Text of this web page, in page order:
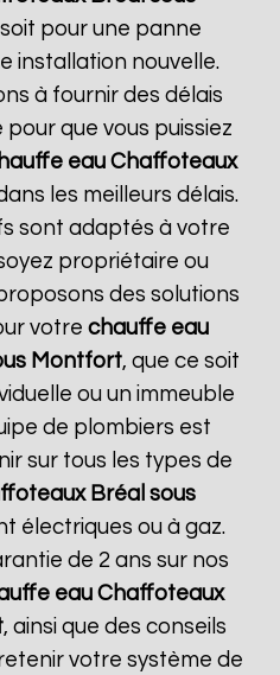
pour une panne
installation nouvelle.
à fournir des délais
que vous puissiez
eau Chaffoteaux
les meilleurs délais.
sont adaptés à votre
propriétaire ou
des solutions
votrechauffe eau
Montfort, que ce soit
ou un immeuble
de plombiers est
sur tous les types de
Bréal sous
électriques ou à gaz.
de 2 ans sur nos
eau Chaffoteaux
, ainsi que des conseils
votre système de